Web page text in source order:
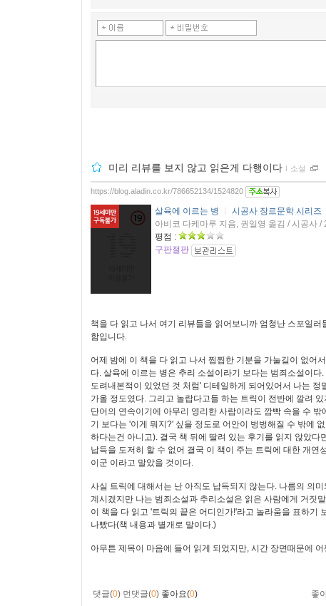
미리 리뷰를 보지 않고 읽은게 다행이다 ｌ 소설
https://blog.aladin.co.kr/786652134/1524820
살육에 이르는 병
시공사 장르문학 시리즈
아비코 다케마루 지음, 권일영 옮김 / 시공사 /
평점 :
구판절판
책을 다 읽고 나서 여기 리뷰들을 읽어보니까 엄청난 스포일
함입니다.
어제 밤에 이 책을 다 읽고 나서 찝찝한 기분을 가눌길이 없어
다. 살육에 이르는 병은 추리 소설이라기 보다는 범죄소설이
도려내본적이 있었던 것 처럼' 디테일하게 되어있어서 나는
가올 정도였다. 그리고 놀랍다고들 하는 트릭이 전반에 깔려
단어의 연속이기에 아무리 영리한 사람이라도 깜빡 속을 수
기 보다는 '이게 뭐지?' 싶을 정도로 어안이 벙벙해질 수 밖에
하다는건 아니고). 결국 책 뒤에 딸려 있는 후기를 읽지 않았다
납득을 도저히 할 수 없어 결국 이 책이 주는 트릭에 대한 개연
이군 이라고 말았을 것이다.
사실 트릭에 대해서는 난 아직도 납득되지 않는다. 나름의 의
계시겠지만 나는 범죄소설과 추리소설은 읽은 사람에게 거짓
이 책을 다 읽고 '트릭의 끝은 어디인가!'라고 놀라움을 표하기
나빴다(책 내용과 별개로 말이다.)
아무튼 제목이 마음에 들어 읽게 되었지만, 시간 장면때문에
댓글(0) 먼댓글(0) 좋아요(0) 좋